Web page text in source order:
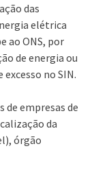
das
elétrica
ao ONS, por
de energia ou
no SIN.
empresas de
da
órgão